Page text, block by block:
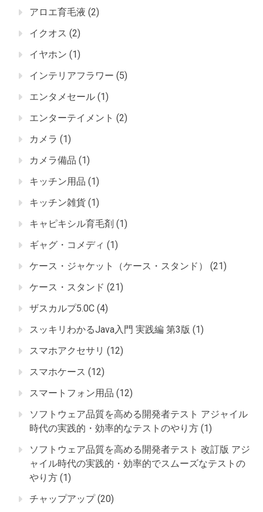
アロエ育毛液 (2)
イクオス (2)
イヤホン (1)
インテリアフラワー (5)
エンタメセール (1)
エンターテイメント (2)
カメラ (1)
カメラ備品 (1)
キッチン用品 (1)
キッチン雑貨 (1)
キャピキシル育毛剤 (1)
ギャグ・コメディ (1)
ケース・ジャケット（ケース・スタンド）
(21)
ケース・スタンド (21)
ザスカルプ5.0C (4)
スッキリわかるJava入門 実践編 第3版 (1)
スマホアクセサリ (12)
スマホケース (12)
スマートフォン用品 (12)
ソフトウェア品質を高める開発者テスト アジャイル
時代の実践的・効率的なテストのやり方 (1)
ソフトウェア品質を高める開発者テスト 改訂版 アジ
ャイル時代の実践的・効率的でスムーズなテストの
やり方 (1)
チャップアップ(20)